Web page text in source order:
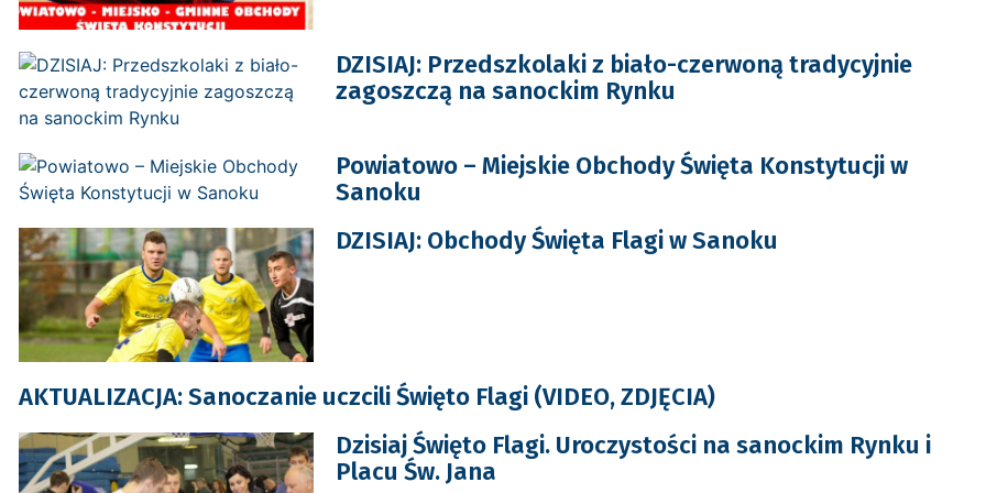
DZISIAJ: Przedszkolaki z biało-czerwoną tradycyjnie
zagoszczą na sanockim Rynku
Powiatowo – Miejskie Obchody Święta Konstytucji w
Sanoku
DZISIAJ: Obchody Święta Flagi w Sanoku
AKTUALIZACJA: Sanoczanie uczcili Święto Flagi (VIDEO, ZDJĘCIA)
Dzisiaj Święto Flagi. Uroczystości na sanockim Rynku i
Placu Św. Jana